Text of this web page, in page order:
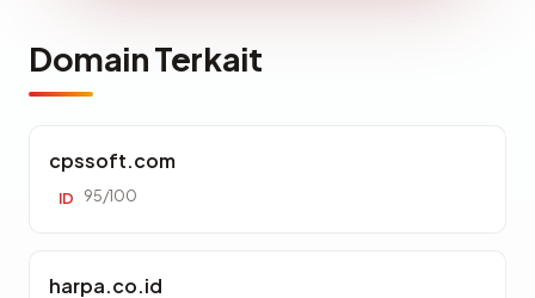
Domain Terkait
cpssoft.com
ID 95/100
harpa.co.id